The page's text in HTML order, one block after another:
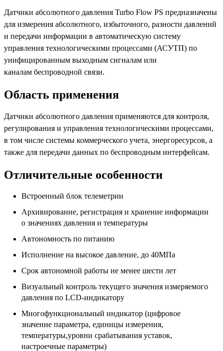
Датчики абсолютного давления Turbo Flow PS предназначены
для измерения абсолютного, избыточного, разности давлений
и передачи информации в автоматическую систему
управления технологическими процессами (АСУТП) по
унифицированным выходным сигналам или
каналам беспроводной связи.
Область применения
Датчики абсолютного давления применяются для контроля,
регулирования и управления технологическими процессами,
в том числе системы коммерческого учета, энергоресурсов, а
также для передачи данных по беспроводным интерфейсам.
Отличительные особенности
Встроенный блок телеметрии
Архивирование, регистрация и хранение информации
о значениях давления и температуры
Автономность по питанию
Исполнение на высокое давление, до 40МПа
Срок автономной работы не менее шести лет
Визуальный контроль текущего значения измеряемого
давления по LCD-индикатору
Многофункциональный индикатор (цифровое
значение параметра, единицы измерения,
температуры,уровни срабатывания уставок,
настроечные параметры)